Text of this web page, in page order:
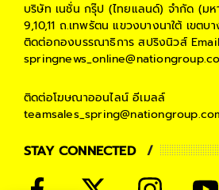
บริษัท เนชั่น กรุ๊ป (ไทยแลนด์) จำกัด (มห
9,10,11 ถ.เทพรัตน แขวงบางนาใต้ เขต
ติดต่อกองบรรณาธิการ สปริงนิวส์
ติดต่อโฆษณาออนไลน์ อีเมลล์
STAY CONNECTED